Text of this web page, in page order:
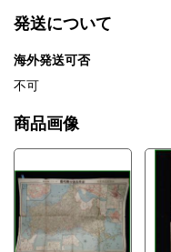
発送について
海外発送可否
不可
商品画像